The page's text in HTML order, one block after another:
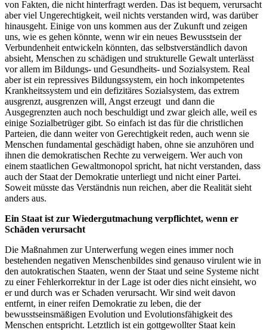
von Fakten, die nicht hinterfragt werden. Das ist bequem, verursacht
aber viel Ungerechtigkeit, weil nichts verstanden wird, was darüber
hinausgeht. Einige von uns kommen aus der Zukunft und zeigen
uns, wie es gehen könnte, wenn wir ein neues Bewusstsein der
Verbundenheit entwickeln könnten, das selbstverständlich davon
absieht, Menschen zu schädigen und strukturelle Gewalt unterlässt
vor allem im Bildungs- und Gesundheits- und Sozialsystem. Real
aber ist ein repressives Bildungssystem, ein hoch inkompetentes
Krankheitssystem und ein defizitäres Sozialsystem, das extrem
ausgrenzt, ausgrenzen will, Angst erzeugt und dann die
Ausgegrenzten auch noch beschuldigt und zwar gleich alle, weil es
einige Sozialbetrüger gibt. So einfach ist das für die christlichen
Parteien, die dann weiter von Gerechtigkeit reden, auch wenn sie
Menschen fundamental geschädigt haben, ohne sie anzuhören und
ihnen die demokratischen Rechte zu verweigern. Wer auch von
einem staatlichen Gewaltmonopol spricht, hat nicht verstanden, dass
auch der Staat der Demokratie unterliegt und nicht einer Partei.
Soweit müsste das Verständnis nun reichen, aber die Realität sieht
anders aus.
Ein Staat ist zur Wiedergutmachung verpflichtet, wenn er
Schäden verursacht
Die Maßnahmen zur Unterwerfung wegen eines immer noch
bestehenden negativen Menschenbildes sind genauso virulent wie in
den autokratischen Staaten, wenn der Staat und seine Systeme nicht
zu einer Fehlerkorrektur in der Lage ist oder dies nicht einsieht, wo
er und durch was er Schaden verursacht. Wir sind weit davon
entfernt, in einer reifen Demokratie zu leben, die der
bewusstseinsmäßigen Evolution und Evolutionsfähigkeit des
Menschen entspricht. Letztlich ist ein gottgewollter Staat kein